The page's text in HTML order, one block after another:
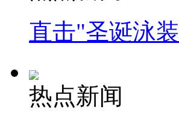
直击"圣诞泳
热点新闻